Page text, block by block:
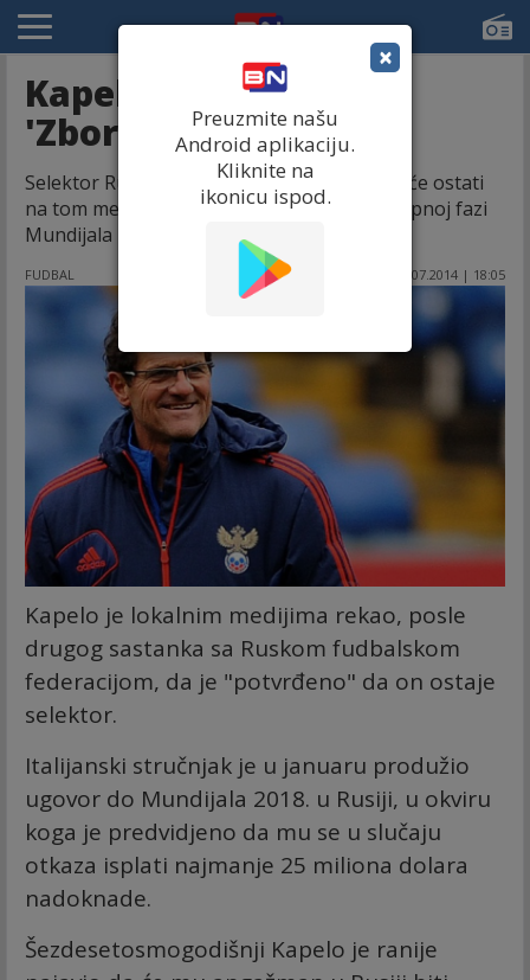
Kapelo ostaje na čelu
'Zbornaje'!
Selektor Rusije Fabio Kapelo potvrdio je da će ostati
na tom mestu uprkos eliminacije tima u grupnoj fazi
Mundijala u Brazilu.
FUDBAL 30.07.2014 | 18:05
Kapelo je lokalnim medijima rekao, posle
drugog sastanka sa Ruskom fudbalskom
federacijom, da je "potvrđeno" da on ostaje
selektor.
Italijanski stručnjak je u januaru produžio
ugovor do Mundijala 2018. u Rusiji, u okviru
koga je predvidjeno da mu se u slučaju
otkaza isplati najmanje 25 miliona dolara
nadoknade.
Šezdesetosmogodišnji Kapelo je ranije
×
Preuzmite našu
Android aplikaciju.
Kliknite na
ikonicu ispod.